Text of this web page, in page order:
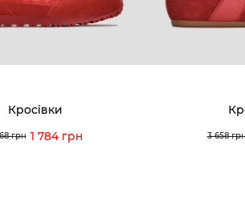
Кросівки
грн 1 784 грн 3 658
Viber
Наші